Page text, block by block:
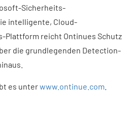
Sicherheits-
intelligente, Cloud-
Plattform reicht Ontinues Schutz
die grundlegenden Detection-
es unterwww.ontinue.com